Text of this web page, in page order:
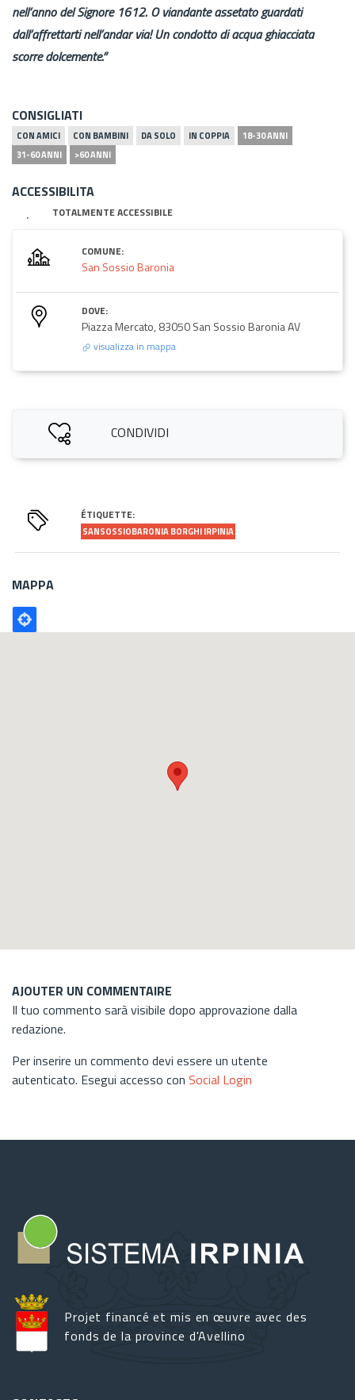
nell’anno del Signore 1612. O viandante assetato guardati
dall’affrettarti nell’andar via! Un condotto di acqua ghiacciata
scorre dolcemente.”
CONSIGLIATI
CON AMICI CON BAMBINI DA SOLO IN COPPIA
18-30 ANNI
31-60 ANNI
>60 ANNI
ACCESSIBILITA
TOTALMENTE ACCESSIBILE
COMUNE:
San Sossio Baronia
DOVE:
Piazza Mercato, 83050 San Sossio Baronia AV
visualizza in mappa
CONDIVIDI
ÉTIQUETTE:
SANSOSSIOBARONIA BORGHI IRPINIA
MAPPA
Poligono
GEO
AJOUTER UN COMMENTAIRE
Il tuo commento sarà visibile dopo approvazione dalla
redazione.
Per inserire un commento devi essere un utente
autenticato. Esegui accesso con Social Login
Projet financé et mis en œuvre avec des
fonds de la province d'Avellino